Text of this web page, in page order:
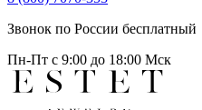
Звонок по России бесплатный
Пн-Пт с 9:00 до 18:00 Мск